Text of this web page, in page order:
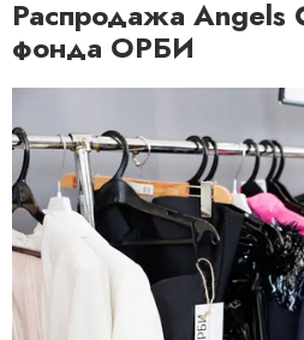
Распродажа Angels
фонда ОРБИ